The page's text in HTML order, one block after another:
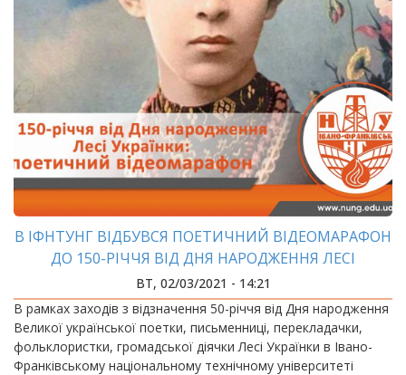
В ІФНТУНГ ВІДБУВСЯ ПОЕТИЧНИЙ ВІДЕОМАРАФОН
ДО 150-РІЧЧЯ ВІД ДНЯ НАРОДЖЕННЯ ЛЕСІ
УКРАЇНКИ
ВТ, 02/03/2021 - 14:21
В рамках заходів з відзначення 50-річчя від Дня народження
Великої української поетки, письменниці, перекладачки,
фольклористки, громадської діячки Лесі Українки в Івано-
Франківському національному технічному університеті